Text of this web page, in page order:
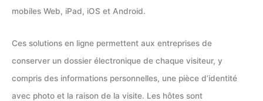
mobiles Web, iPad, iOS et Android.
Ces solutions en ligne permettent aux entreprises de
conserver un dossier électronique de chaque visiteur, y
compris des informations personnelles, une pièce d’identité
avec photo et la raison de la visite. Les hôtes sont